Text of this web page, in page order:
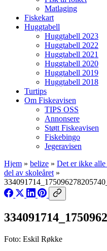
Matlaging
Fiskekart
Huggtabell
Huggtabell 2023
Huggtabell 2022
Huggtabell 2021
Huggtabell 2020
Huggtabell 2019
Huggtabell 2018
Turtips
Om Fiskeavisen
TIPS OSS
Annonsere
Støtt Fiskeavisen
Fiskebingo
Jegeravisen
Hjem » belize » Det er ikke
del av skoleåret »
Foto: Eskil Røkke